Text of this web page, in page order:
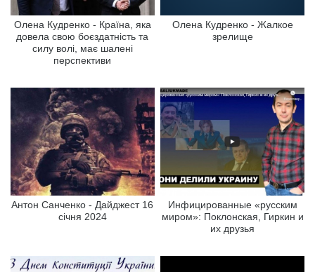
Олена Кудренко - Країна, яка
довела свою боєздатність та
силу волі, має шалені
перспективи
Олена Кудренко - Жалкое
зрелище
Антон Санченко - Дайджест 16
січня 2024
Инфицированные «русским
миром»: Поклонская, Гиркин и
их друзья